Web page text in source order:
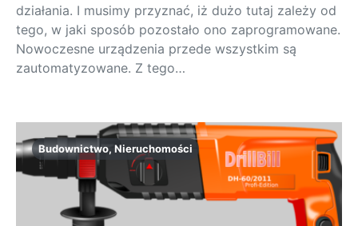
działania. I musimy przyznać, iż dużo tutaj zależy od
tego, w jaki sposób pozostało ono zaprogramowane.
Nowoczesne urządzenia przede wszystkim są
zautomatyzowane. Z tego…
Budownictwo, Nieruchomości